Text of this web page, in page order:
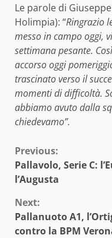
Le parole di
Holimpia): “Ringrazio
messo in campo oggi,
settimana pesante.
accorso oggi
trascinato verso il
momenti di difficoltà.
abbiamo avuto dalla
chiedevamo”.
Continue
Reading
Previous:
Pallavolo, Serie C:
l’Augusta
Next:
Pallanuoto A1,
contro la BPM